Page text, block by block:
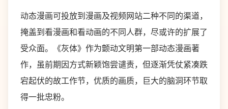
动态漫画可投放到漫画及视频网站二种不同的渠道，
掩盖到看漫画和看动画的不同人群，尽或许的扩展了
受众面。《灰体》作为颤动文明第一部动态漫画著
作，虽前期因方式新颖饱尝谴责，但逐渐凭仗紧凑跌
宕起伏的故工作节，优质的画质，巨大的脑洞环节取
得一批忠粉。